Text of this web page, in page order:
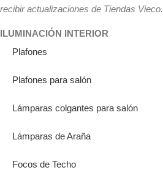
recibir actualizaciones de Tiendas Vieco.
ILUMINACIÓN INTERIOR
Plafones
Plafones para salón
Lámparas colgantes para salón
Lámparas de Araña
Focos de Techo